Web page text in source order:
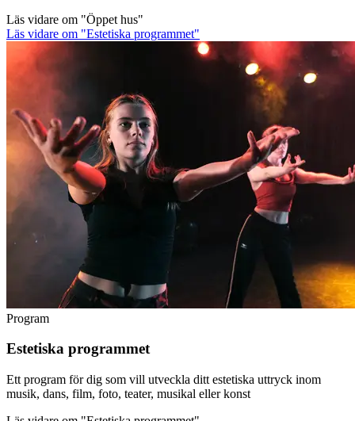
Läs vidare om "Öppet hus"
Läs vidare om "Estetiska programmet"
Program
Estetiska programmet
Ett program för dig som vill utveckla ditt estetiska uttryck inom
musik, dans, film, foto, teater, musikal eller konst